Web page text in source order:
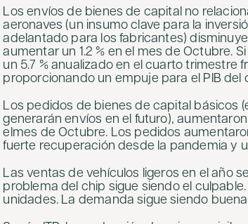
Los envíos de bienes de capital no
aeronaves (un insumo clave para la
adelantado para los fabricantes)
aumentar un 1.2 % en el mes de Octubre.
un 5.7 % anualizado en el cuarto
proporcionando un empuje para el PIB del
Los pedidos de bienes de capital básicos
generarán envíos en el futuro),
elmes de Octubre. Los pedidos
fuerte recuperación desde la pandemia y
Las ventas de vehículos ligeros en el año
problema del chip sigue siendo el
unidades. La demanda sigue siendo